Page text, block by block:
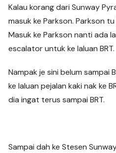
Kalau korang dari Sunway
masuk ke Parkson. Parkson
Masuk ke Parkson nanti ada
escalator untuk ke laluan BRT.
Nampak je sini belum sampai
ke laluan pejalan kaki nak ke
dia ingat terus sampai BRT.
Sampai dah ke Stesen